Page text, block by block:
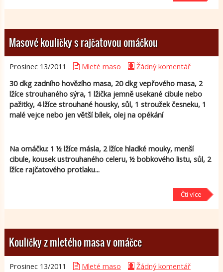
Masové kouličky s rajčatovou omáčkou
Prosinec 13/2011 Mleté maso
Žádný komentář
30 dkg zadního hovězího masa, 20 dkg vepřového masa, 2
lžíce strouhaného sýra, 1 lžička jemně usekané cibule nebo
pažitky, 4 lžíce strouhané housky, sůl, 1 stroužek česneku, 1
malé vejce nebo jen větší bílek, olej na opékání
Na omáčku: 1 ½ lžíce másla, 2 lžíce hladké mouky, menší
cibule, kousek ustrouhaného celeru, ½ bobkového listu, sůl, 2
lžíce rajčatového protlaku...
Čti více
Kouličky z mletého masa v omáčce
Prosinec 13/2011 Mleté maso
Žádný komentář